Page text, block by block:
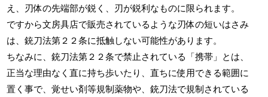
え、刃体の先端部が鋭く、刃が鋭利なものに限られます。
ですから文房具店で販売されているような刃体の短いはさみ
は、銃刀法第２２条に抵触しない可能性があります。
ちなみに、銃刀法第２２条で禁止されている「携帯」とは、
正当な理由なく直に持ち歩いたり、直ちに使用できる範囲に
置く事で、覚せい剤等規制薬物や、銃刀法で規制されている